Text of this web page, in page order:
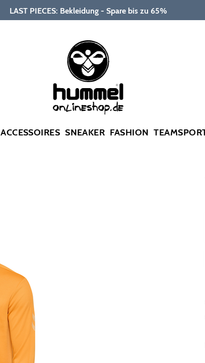
LAST PIECES: Bekleidung - Spare bis zu 65%
ACCESSOIRES SNEAKER FASHION